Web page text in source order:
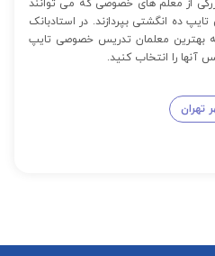
از معلم های خصوصی که می توانند
ده انگشتی بپردازند. در استادبانک
بهترین معلمان تدریس خصوصی تایپ
آنها را انتخاب کنید.
تهران